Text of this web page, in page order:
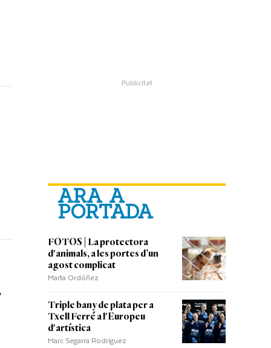
ARA A
PORTADA
FOTOS | La protectora
d'animals, a les portes d’un
agost complicat
Marta Ordóñez
Triple bany de plata per a
Txell Ferré a l'Europeu
d'artística
Marc Segarra Rodríguez